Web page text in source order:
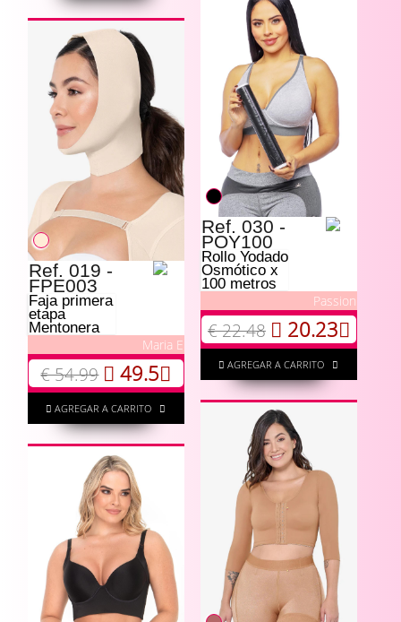
Ref. 030 -
POY100
Rollo Yodado
Osmótico x
100 metros
Passion
€ 22.48 20.23
AGREGAR A CARRITO
Ref. 019 -
FPE003
Faja primera
etapa
Mentonera
Maria E
€ 54.99 49.5
AGREGAR A CARRITO